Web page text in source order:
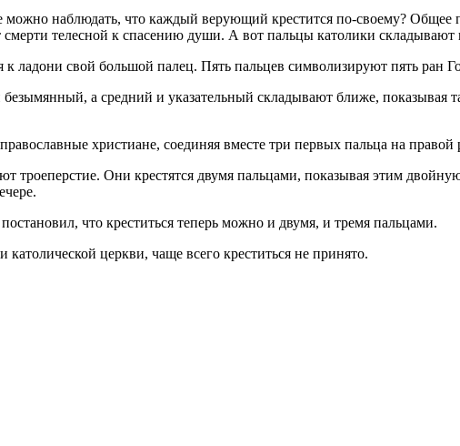
можно наблюдать, что каждый верующий крестится по-своему? Общее
телесной к спасению души. А вот пальцы католики складывают
ладони свой большой палец. Пять пальцев символизируют пять ран
а средний и указательный складывают ближе,
христиане, соединяя вместе три первых пальца на правой
троеперстие. Они крестятся двумя пальцами, показывая этим
что креститься теперь можно и двумя, и тремя пальцами.
церкви, чаще всего креститься не принято.